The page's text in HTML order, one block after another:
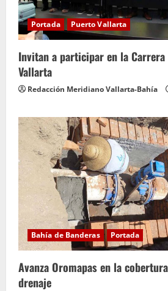
Portada Puerto Vallarta
Invitan a participar en la Carrera
Vallarta
Redacción Meridiano Vallarta-Bahía
Bahía de Banderas Portada
Avanza Oromapas en la
drenaje